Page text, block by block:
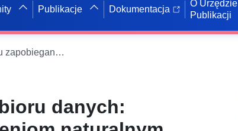
Publikacje Dokumentacja
O Urzędzie
Publikacji
Prosta usługa pobierania (Atom) zbioru danych: Zakres planu zapobiegania zagrożeniom naturalnym Alexa (Haute-Savoie) – zatwierdzony w dniu 7 kwietnia 1999 r.
danych: